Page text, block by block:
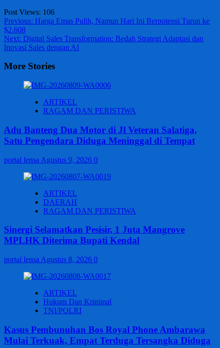
Post Views: 106
Post
navigation
Previous: Harga Emas Pulih, Namun Hari Ini Berpotensi Turun ke
$2.608
Next: Digital Sales Transformation: Bedah Strategi Adaptasi dan
Inovasi Sales dengan AI
More Stories
ARTIKEL
RAGAM DAN PERISTIWA
Adu Banteng Dua Motor di Jl Veteran Salatiga,
Satu Pengendara Diduga Meninggal di Tempat
portal lensa Agustus 9, 2026 0
ARTIKEL
DAERAH
RAGAM DAN PERISTIWA
Sinergi Selamatkan Pesisir, 1 Juta Mangrove
MPLHK Diterima Bupati Kendal
portal lensa Agustus 8, 2026 0
ARTIKEL
Hukum Dan Kriminal
TNI/POLRI
Kasus Pembunuhan Bos Royal Phone Ambarawa
Mulai Terkuak, Empat Terduga Tersangka Diduga